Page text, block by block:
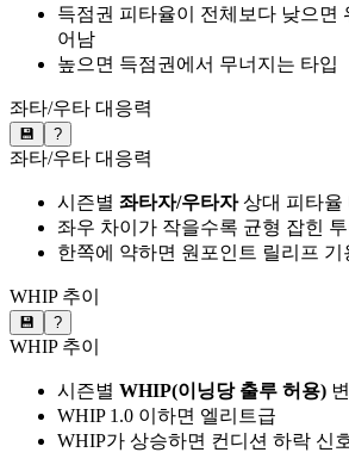
득점권 피타율이 전체보다 낮으면
어남
높으면 득점권에서 무너지는 타입
좌타/우타 대응력
💾 ?
좌타/우타 대응력
시즌별 좌타자/우타자상대 피타율
좌우 차이가 작을수록 균형 잡힌
한쪽에 약하면 원포인트 릴리프 기
WHIP 추이
💾 ?
WHIP 추이
시즌별 WHIP(이닝당 출루 허용)
WHIP 1.0 이하면 엘리트급
WHIP가 상승하면 컨디션 하락 신